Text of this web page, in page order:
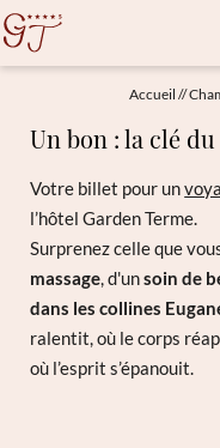
Accueil //
Un bon : la clé
Votre billet pour un
l’hôtel Garden Terme.
Surprenez celle que
massage, d'unsoin de
dans les collines
ralentit, où le corps
où l’esprit s’épanouit.